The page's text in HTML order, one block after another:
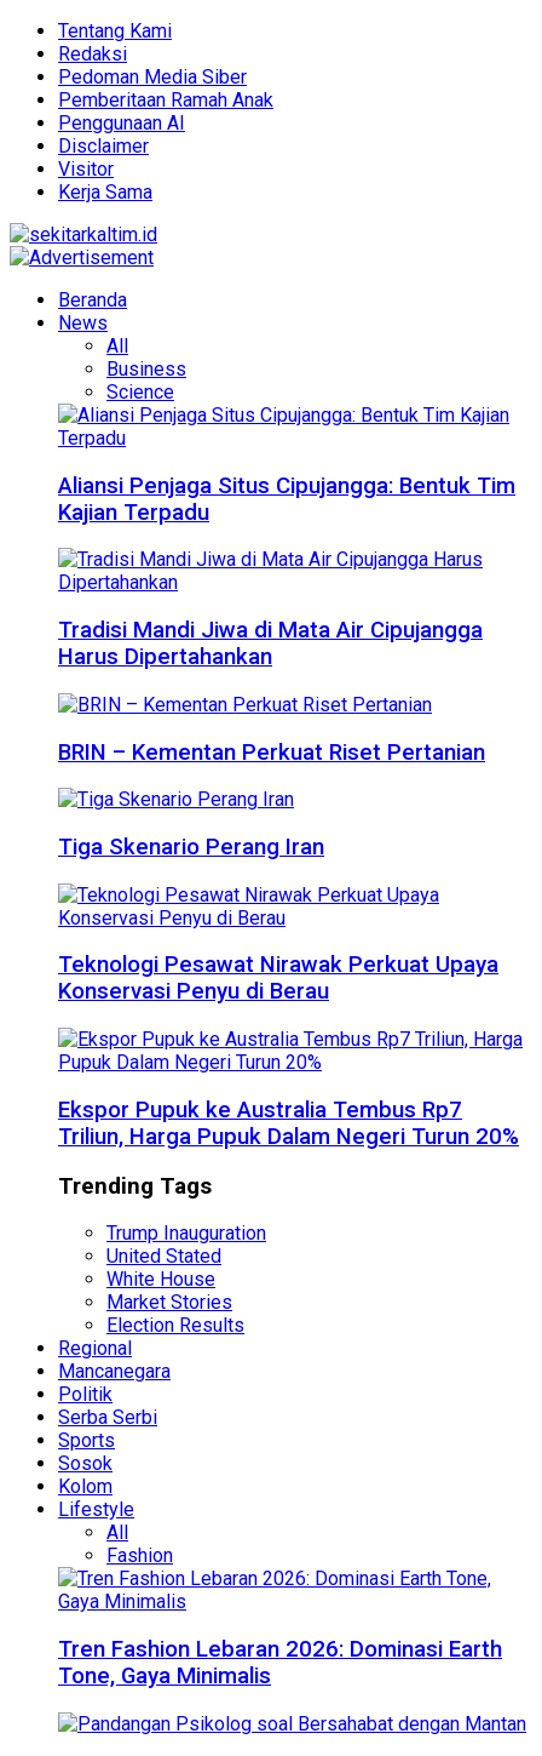
Tentang Kami
Redaksi
Pedoman Media Siber
Pemberitaan Ramah Anak
Penggunaan AI
Disclaimer
Visitor
Kerja Sama
Beranda
News
All
Business
Science
Aliansi Penjaga Situs Cipujangga: Bentuk Tim
Kajian Terpadu
Tradisi Mandi Jiwa di Mata Air Cipujangga
Harus Dipertahankan
BRIN – Kementan Perkuat Riset Pertanian
Tiga Skenario Perang Iran
Teknologi Pesawat Nirawak Perkuat Upaya
Konservasi Penyu di Berau
Ekspor Pupuk ke Australia Tembus Rp7
Triliun, Harga Pupuk Dalam Negeri Turun 20%
Trending Tags
Trump Inauguration
United Stated
White House
Market Stories
Election Results
Regional
Mancanegara
Politik
Serba Serbi
Sports
Sosok
Kolom
Lifestyle
All
Fashion
Tren Fashion Lebaran 2026: Dominasi Earth
Tone, Gaya Minimalis